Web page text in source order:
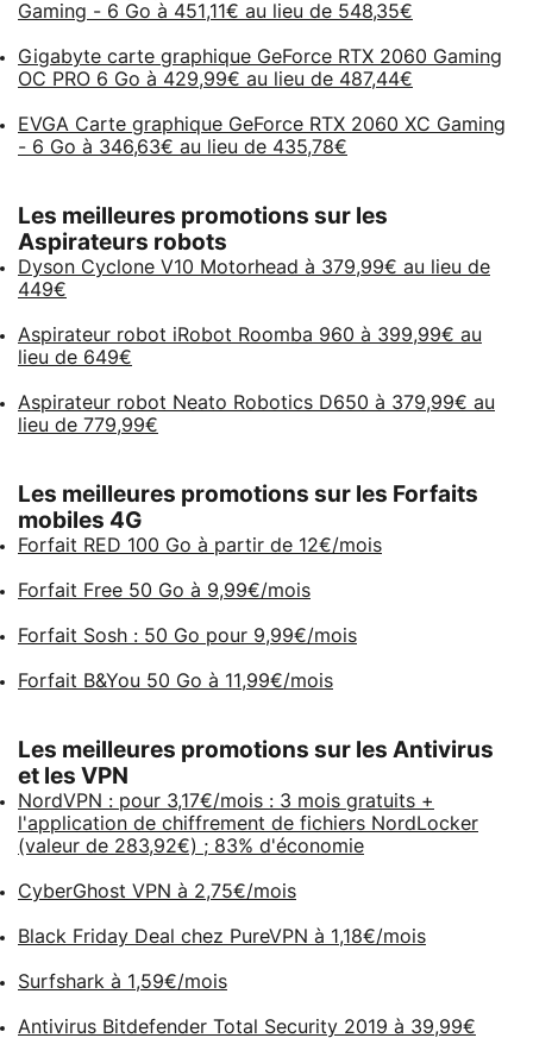
Gaming - 6 Go à 451,11€ au lieu de 548,35€
Gigabyte carte graphique GeForce RTX 2060 Gaming
OC PRO 6 Go à 429,99€ au lieu de 487,44€
EVGA Carte graphique GeForce RTX 2060 XC Gaming
- 6 Go à 346,63€ au lieu de 435,78€
Les meilleures promotions sur les
Aspirateurs robots
Dyson Cyclone V10 Motorhead à 379,99€ au lieu de
449€
Aspirateur robot iRobot Roomba 960 à 399,99€ au
lieu de 649€
Aspirateur robot Neato Robotics D650 à 379,99€ au
lieu de 779,99€
Les meilleures promotions sur les Forfaits
mobiles 4G
Forfait RED 100 Go à partir de 12€/mois
Forfait Free 50 Go à 9,99€/mois
Forfait Sosh : 50 Go pour 9,99€/mois
Forfait B&You 50 Go à 11,99€/mois
Les meilleures promotions sur les Antivirus
et les VPN
NordVPN : pour 3,17€/mois : 3 mois gratuits +
l'application de chiffrement de fichiers NordLocker
(valeur de 283,92€) ; 83% d'économie
CyberGhost VPN à 2,75€/mois
Black Friday Deal chez PureVPN à 1,18€/mois
Surfshark à 1,59€/mois
Antivirus Bitdefender Total Security 2019 à 39,99€